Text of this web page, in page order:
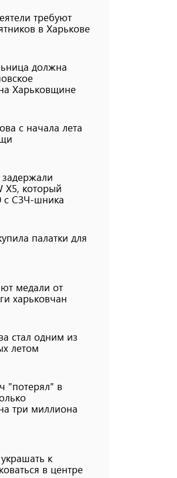
требуют
в Харькове
должна
Харьковщине
с начала лета
Х5, который
с СЗЧ-шника
палатки для
медали от
харьковчан
стал одним из
летом
"потерял" в
три миллиона
к
в центре